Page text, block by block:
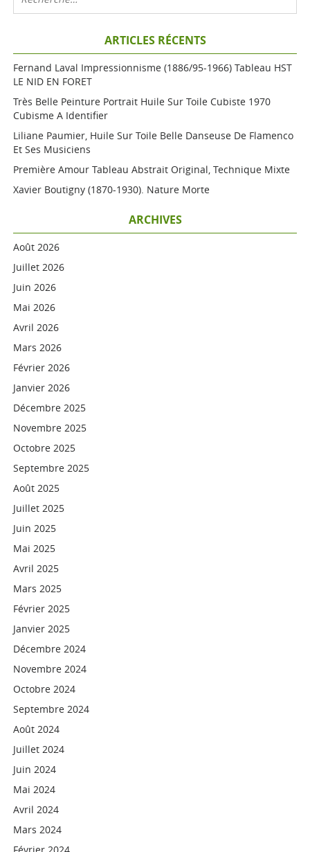
ARTICLES RÉCENTS
Fernand Laval Impressionnisme (1886/95-1966) Tableau HST
LE NID EN FORET
Très Belle Peinture Portrait Huile Sur Toile Cubiste 1970
Cubisme A Identifier
Liliane Paumier, Huile Sur Toile Belle Danseuse De Flamenco
Et Ses Musiciens
Première Amour Tableau Abstrait Original, Technique Mixte
Xavier Boutigny (1870-1930). Nature Morte
ARCHIVES
Août 2026
Juillet 2026
Juin 2026
Mai 2026
Avril 2026
Mars 2026
Février 2026
Janvier 2026
Décembre 2025
Novembre 2025
Octobre 2025
Septembre 2025
Août 2025
Juillet 2025
Juin 2025
Mai 2025
Avril 2025
Mars 2025
Février 2025
Janvier 2025
Décembre 2024
Novembre 2024
Octobre 2024
Septembre 2024
Août 2024
Juillet 2024
Juin 2024
Mai 2024
Avril 2024
Mars 2024